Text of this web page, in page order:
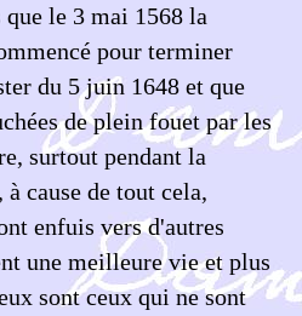
le 3 mai 1568 la
pour terminer
du 5 juin 1648 et que
de plein fouet par les
surtout pendant la
cause de tout cela,
enfuis vers d'autres
une meilleure vie et plus
sont ceux qui ne sont